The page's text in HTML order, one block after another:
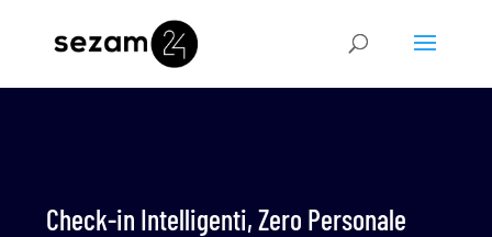
Check-in Intelligenti, Zero Personale